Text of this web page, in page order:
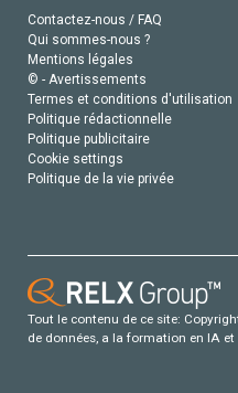
Contactez-nous / FAQ
Qui sommes-nous ?
Mentions légales
© - Avertissements
Termes et conditions d'utilisation
Politique rédactionnelle
Politique publicitaire
Cookie settings
Politique de la vie privée
Tout le contenu de ce site:
de données, a la formation en IA